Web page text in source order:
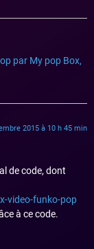
par My pop Box,
2015 à 10 h 45 min
de code, dont
video-funko-pop
à ce code.